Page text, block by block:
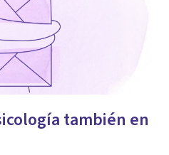
también en